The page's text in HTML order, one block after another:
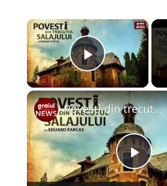
×
Play
Povesti din trecutul Salajului Episodul 1